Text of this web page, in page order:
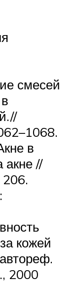
смесей
в
акне //
кожей
2000